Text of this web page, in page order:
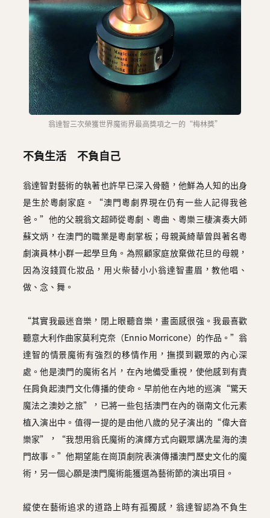
翁達智三次榮獲世界魔術界最高獎項之一的“梅林獎”
不負生活 不負自己
翁達智對藝術的執著也許早已深入骨髓，他鮮為人知的出身
是生於粵劇家庭。“澳門粵劇界現在仍有一些人記得我爸
爸。”他的父親翁文超師從粵劇、粵曲、粵樂三棲演奏大師
蘇文炳，在澳門的職業是粵劇掌板；母親黃綺華曾與著名粵
劇演員林小群一起學旦角。為照顧家庭放棄做花旦的母親，
因為沒錢買化妝品，用火柴替小小翁達智畫眉，教他唱、
做、念、舞。
“其實我最迷音樂，閉上眼聽音樂，畫面感很強。我最喜歡
聽意大利作曲家莫利克奈（Ennio Morricone）的作品。”翁
達智的情景魔術有強烈的移情作用，撫摸到觀眾的內心深
處。他是澳門的魔術名片，在內地備受重視，使他感到有責
任肩負起澳門文化傳播的使命。早前他在內地的巡演“驚天
魔法之澳妙之旅”，已將一些包括澳門在內的嶺南文化元素
植入演出中。值得一提的是由他八歲的兒子演出的“偉大音
樂家”，“我想用翁氏魔術的演繹方式向觀眾講冼星海的澳
門故事。”他期望能在崗頂劇院表演傳播澳門歷史文化的魔
術，另一個心願是澳門魔術能獲選為藝術節的演出項目。
縱使在藝術追求的道路上時有孤獨感，翁達智認為不負生